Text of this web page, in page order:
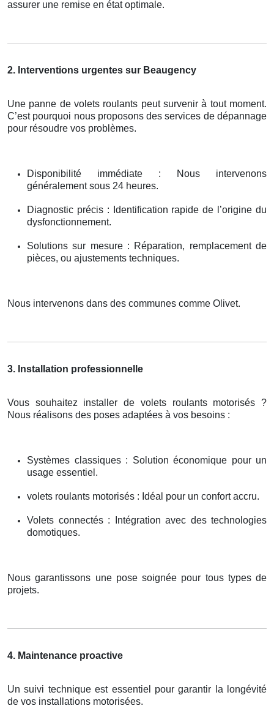
assurer une remise en état optimale.
2. Interventions urgentes sur Beaugency
Une panne de volets roulants peut survenir à tout moment.
C’est pourquoi nous proposons des services de dépannage
pour résoudre vos problèmes.
Disponibilité immédiate : Nous intervenons
généralement sous 24 heures.
Diagnostic précis : Identification rapide de l’origine du
dysfonctionnement.
Solutions sur mesure : Réparation, remplacement de
pièces, ou ajustements techniques.
Nous intervenons dans des communes comme Olivet.
3. Installation professionnelle
Vous souhaitez installer de volets roulants motorisés ?
Nous réalisons des poses adaptées à vos besoins :
Systèmes classiques : Solution économique pour un
usage essentiel.
volets roulants motorisés : Idéal pour un confort accru.
Volets connectés : Intégration avec des technologies
domotiques.
Nous garantissons une pose soignée pour tous types de
projets.
4. Maintenance proactive
Un suivi technique est essentiel pour garantir la longévité
de vos installations motorisées.